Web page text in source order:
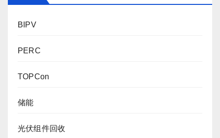
BIPV
PERC
TOPCon
储能
光伏组件回收